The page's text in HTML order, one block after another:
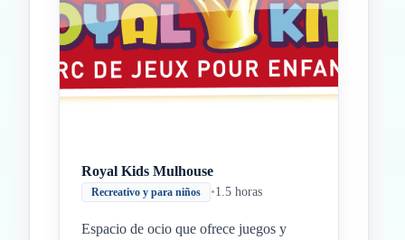
Royal Kids Mulhouse
Recreativo y para niños •1.5 horas
Espacio de ocio que ofrece juegos y